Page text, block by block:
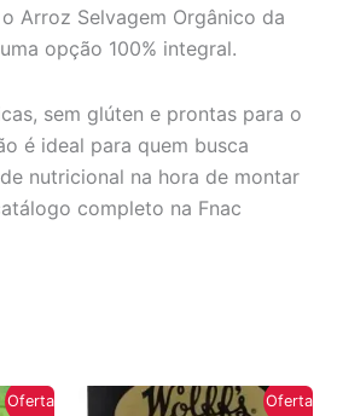
Arroz Selvagem Orgânico da
opção 100% integral.
sem glúten e prontas para o
é ideal para quem busca
nutricional na hora de montar
completo na Fnac
Oferta! Oferta!